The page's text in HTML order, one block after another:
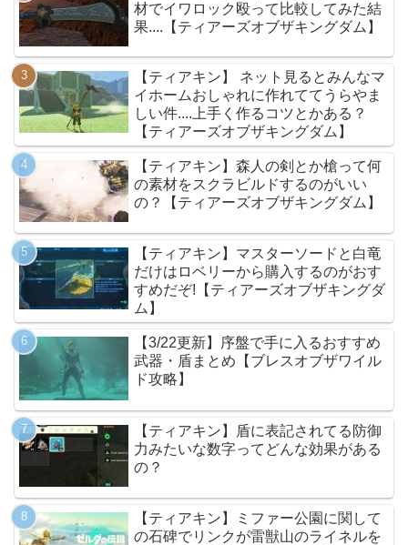
材でイワロック殴って比較してみた結
果....【ティアーズオブザキングダム】
【ティアキン】 ネット見るとみんなマ
イホームおしゃれに作れててうらやま
しい件....上手く作るコツとかある？
【ティアーズオブザキングダム】
【ティアキン】森人の剣とか槍って何
の素材をスクラビルドするのがいい
の？【ティアーズオブザキングダム】
【ティアキン】マスターソードと白竜
だけはロベリーから購入するのがおす
すめだぞ!【ティアーズオブザキングダ
ム】
【3/22更新】序盤で手に入るおすすめ
武器・盾まとめ【ブレスオブザワイル
ド攻略】
【ティアキン】盾に表記されてる防御
力みたいな数字ってどんな効果がある
の？
【ティアキン】ミファー公園に関して
の石碑でリンクが雷獣山のライネルを